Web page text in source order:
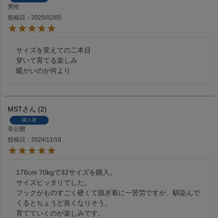
男性
投稿日
2025/02/05
サイズを変えての二本目
穿いて育てる楽しみ
暖かいのが何より
MST 2
購入者
非公開
投稿日
2024/11/18
176cm 70kgで32サイズを購入。
サイズピッタリでした。
フックがものすごく硬くて脱ぎ着に一苦労ですが、馴染んで
くるとちょうど良くなりそう。
育てていくのが楽しみです。